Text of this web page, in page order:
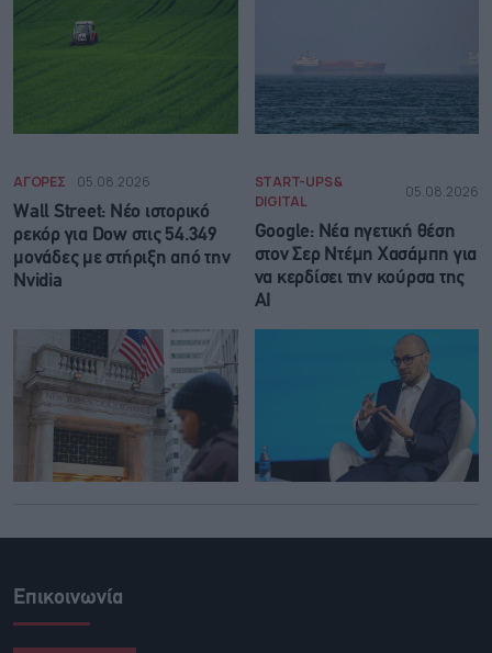
ΑΓΟΡΕΣ 05.08.2026
Wall Street: Νέο ιστορικό
ρεκόρ για Dow στις 54.349
μονάδες με στήριξη από την
Nvidia
START-UPS &
DIGITAL
05.08.2026
Google: Νέα ηγετική θέση
στον Σερ Ντέμη Χασάμπη για
να κερδίσει την κούρσα της
ΑΙ
Επικοινωνία